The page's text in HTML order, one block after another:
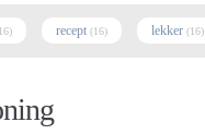
recept (16) lekker (16)